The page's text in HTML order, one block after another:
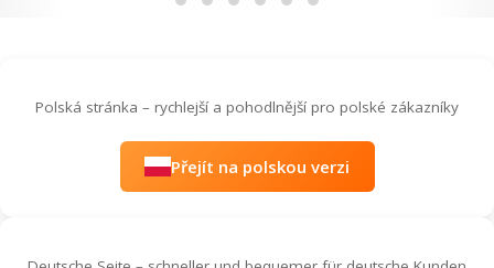
Polská stránka – rychlejší a pohodlnější pro polské zákazníky
Přejít na polskou verzi